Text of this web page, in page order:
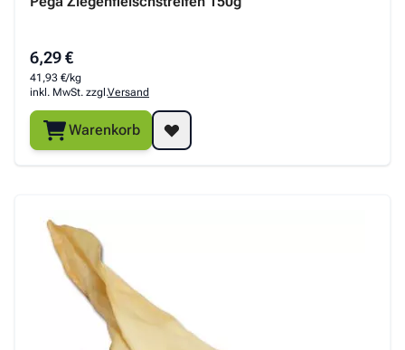
6,29 €
41,93 €/kg
inkl. MwSt. zzgl.Versand
Warenkorb